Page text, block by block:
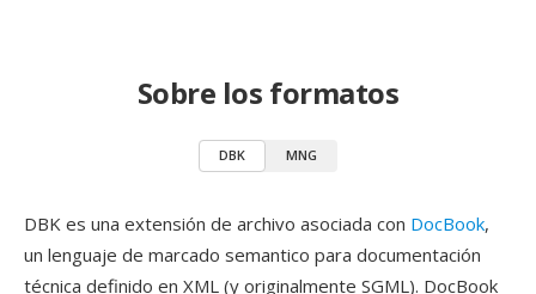
Sobre los formatos
DBK MNG
DBK es una extensión de archivo asociada con DocBook,
un lenguaje de marcado semantico para documentación
técnica definido en XML (y originalmente SGML). DocBook